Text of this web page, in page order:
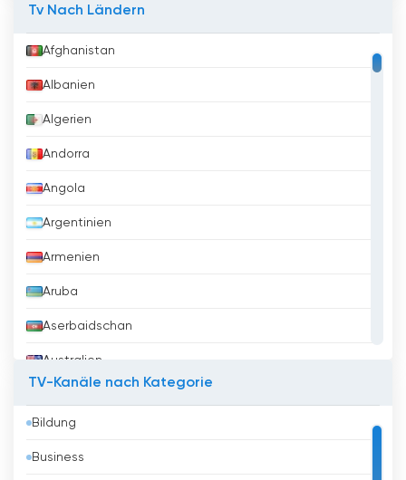
Tv Nach Ländern
Afghanistan
Albanien
Algerien
Andorra
Angola
Argentinien
Armenien
Aruba
Aserbaidschan
Australien
Bahrain
Bangladesh
TV-Kanäle nach Kategorie
Bildung
Business